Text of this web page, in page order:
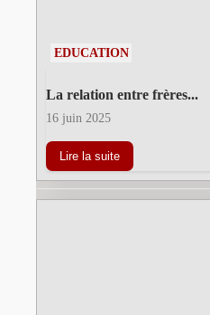
EDUCATION
La relation entre frères...
16 juin 2025
Lire la suite